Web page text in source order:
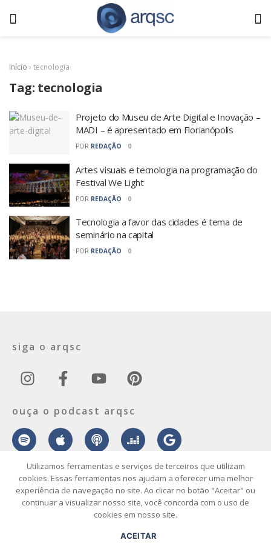
Início › tecnologia
Tag: tecnologia
Projeto do Museu de Arte Digital e Inovação –
MADI – é apresentado em Florianópolis
POR REDAÇÃO 0
Artes visuais e tecnologia na programação do
Festival We Light
POR REDAÇÃO 0
Tecnologia a favor das cidades é tema de
seminário na capital
POR REDAÇÃO 0
siga o arqsc
ouça o podcast arqsc
Santa Catarina – Todos os Direitos Reservados.
sobre contato envie seu projeto publicidade vídeo podcast
Utilizamos ferramentas e serviços de terceiros que utilizam
cookies. Essas ferramentas nos ajudam a oferecer uma melhor
experiência de navegação no site. Ao clicar no botão "Aceitar" ou
continuar a visualizar nosso site, você concorda com o uso de
cookies em nosso site.
ACEITAR